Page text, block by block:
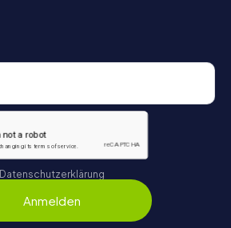
Datenschutzerklärung
Anmelden